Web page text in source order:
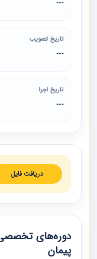
---
تاریخ تصویب
---
تاریخ اجرا
---
دریافت فایل
دوره‌های
پیمان